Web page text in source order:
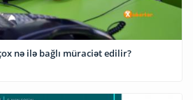
nə ilə bağlı müraciət edilir?